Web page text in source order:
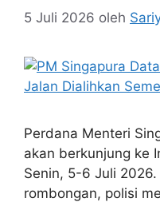
5 Juli 2026 oleh
Perdana Menteri
akan berkunjung ke
Senin, 5-6 Juli
rombongan, polisi